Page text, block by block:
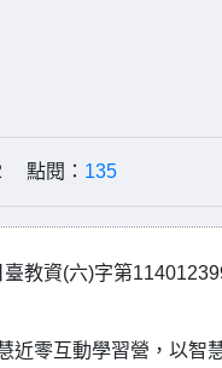
點閱： 135
教資(六)字第
近零互動學習營，以